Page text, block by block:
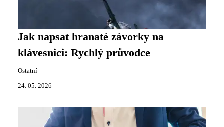
Jak napsat hranaté závorky na
klávesnici: Rychlý průvodce
Ostatní
24. 05. 2026